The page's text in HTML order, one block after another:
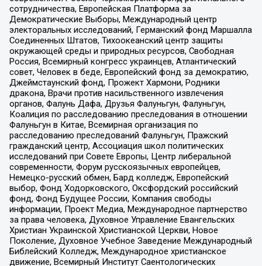
сотрудничества, Европейская Платформа за
Демократические Выборы, Международный центр
электоральных исследований, Германский фонд Маршалла
Соединенных Штатов, Тихоокеанский центр защиты
окружающей среды и природных ресурсов, Свободная
Россия, Всемирный конгресс украинцев, Атлантический
совет, Человек в беде, Европейский фонд за демократию,
Джеймстаунский фонд, Прожект Хармони, Родники
дракона, Врачи против насильственного извлечения
органов, Фалунь Дафа, Друзья Фалуньгун, Фалуньгун,
Коалиция по расследованию преследования в отношении
Фалуньгун в Китае, Всемирная организация по
расследованию преследований Фалуньгун, Пражский
гражданский центр, Ассоциация школ политических
исследований при Совете Европы, Центр либеральной
современности, Форум русскоязычных европейцев,
Немецко-русский обмен, Бард колледж, Европейский
выбор, Фонд Ходорковского, Оксфордский российский
фонд, Фонд Будущее России, Компания свободы
информации, Проект Медиа, Международное партнерство
за права человека, Духовное Управление Евангельских
Христиан Украинской Христианской Церкви, Новое
Поколение, Духовное Учебное Заведение Международный
Библейский Колледж, Международное христианское
движение, Всемирный Институт Саентологических